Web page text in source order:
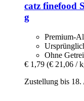
catz finefood
g
Premium-
Ohne
€ 1,79 (€ 21,06 /
Zustellung bis 18.